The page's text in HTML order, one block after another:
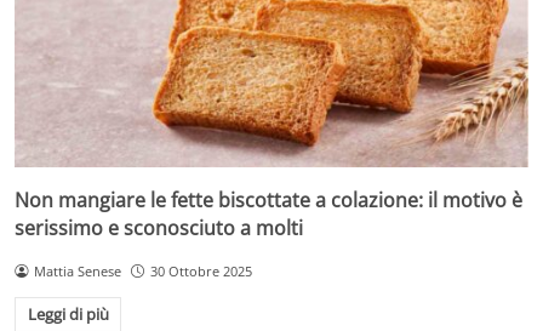
Non mangiare le fette biscottate a colazione: il motivo è
serissimo e sconosciuto a molti
Mattia Senese 30 Ottobre 2025
Leggi di più